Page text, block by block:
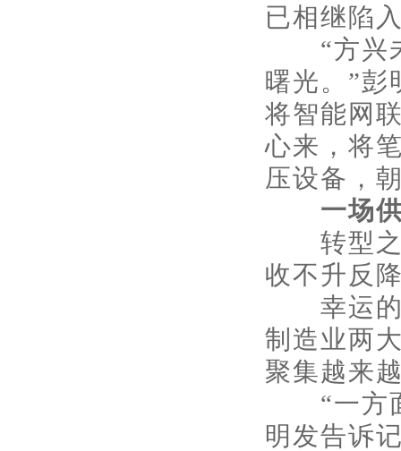
已相继陷
“方兴未
曙光。”彭
将智能网
心来，将
压设备，
一场
转型之
收不升反
幸运的
制造业两
聚集越来
“一方面
明发告诉